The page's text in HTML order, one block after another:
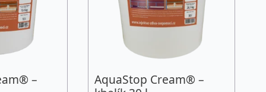
–
AquaStop Cream® –